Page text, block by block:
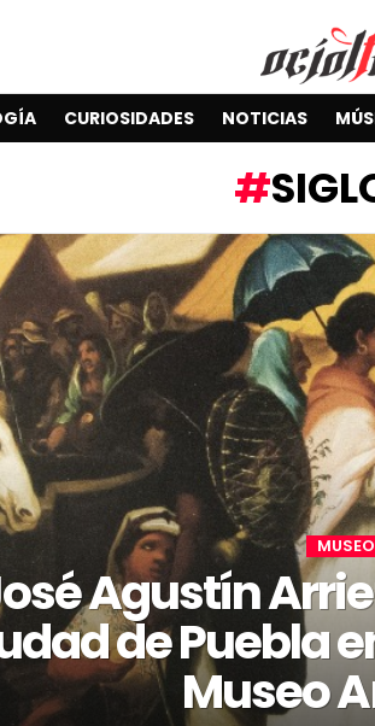
CURIOSIDADES NOTICIAS
Agustín
de Puebla
Museo